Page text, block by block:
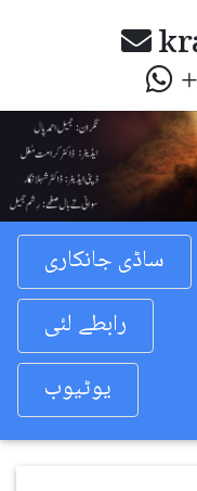
+
Previous
ساڈی جانکاری
رابطے لئی
یوٹیوب